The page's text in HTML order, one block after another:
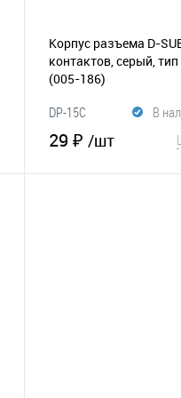
Корпус разъема D-
контактов, серый, тип
(005-186)
В
DP-15C
29 ₽ /шт